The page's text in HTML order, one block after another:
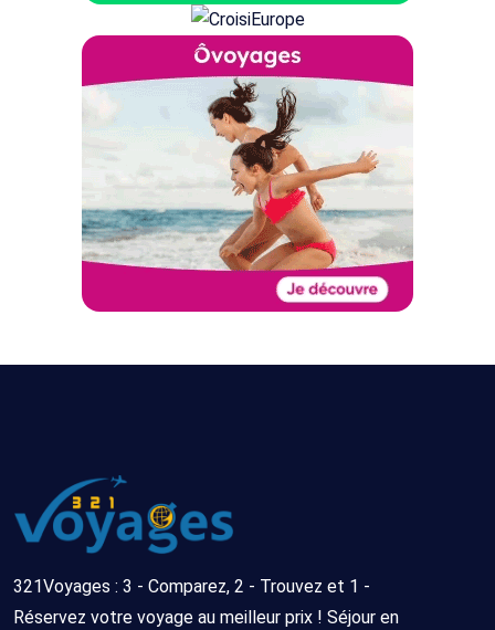
321Voyages : 3 - Comparez, 2 - Trouvez et 1 -
Réservez votre voyage au meilleur prix ! Séjour en